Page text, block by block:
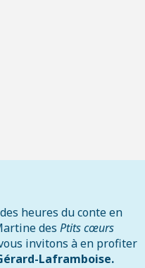
heures du conte en
des Ptits cœurs
invitons à en profiter
Laframboise.